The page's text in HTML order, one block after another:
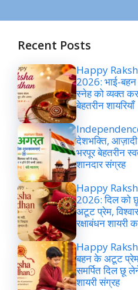
Recent Posts
Happy
2026: भाई-
स्नेह को व्यक्त
बेहतरीन शायरियाँ
देशभक्ति,
भरपूर बेहतरीन
शानदार संग्रह
Happy
2026: दिल को
अटूट प्रेम,
रक्षाबंधन शायरी
Happy
बहन के अटूट
समर्पित दिल छू
शायरी संग्रह